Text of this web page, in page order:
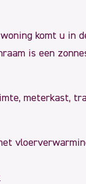
woning komt u
is een
meterkast,